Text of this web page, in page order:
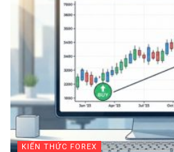
KIẾN THỨC FOREX